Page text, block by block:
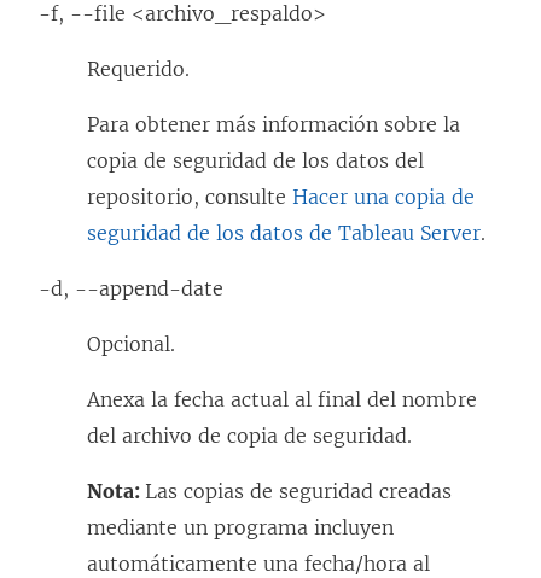
-f, --file <archivo_respaldo>
Requerido.
Para obtener más información sobre la
copia de seguridad de los datos del
repositorio, consulte Hacer una copia de
seguridad de los datos de Tableau Server.
-d, --append-date
Opcional.
Anexa la fecha actual al final del nombre
del archivo de copia de seguridad.
Nota: Las copias de seguridad creadas
mediante un programa incluyen
automáticamente una fecha/hora al